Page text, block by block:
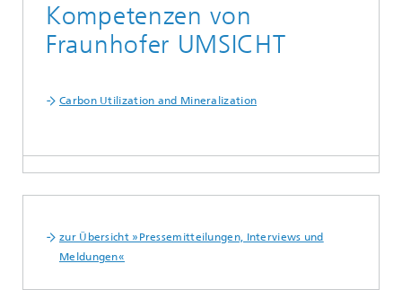
Kompetenzen von
Fraunhofer UMSICHT
Carbon Utilization and Mineralization
zur Übersicht »Pressemitteilungen, Interviews und
Meldungen«